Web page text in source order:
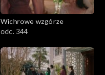
Wichrowe wzgórze
odc. 344